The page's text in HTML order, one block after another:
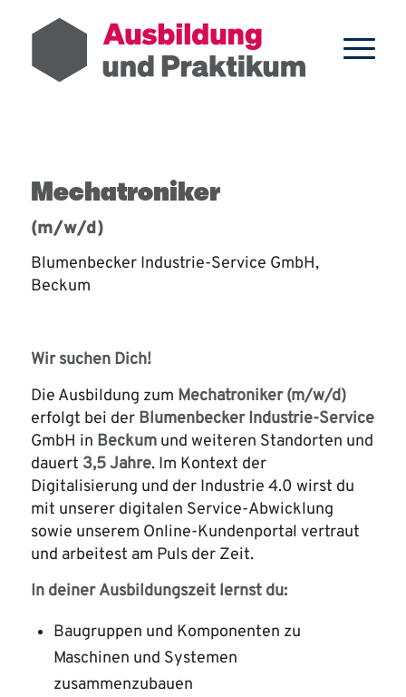
Mechatroniker
(m/w/d)
Blumenbecker Industrie-Service GmbH,
Beckum
Wir suchen Dich!
Die Ausbildung zum Mechatroniker (m/w/d)
erfolgt bei der Blumenbecker Industrie-Service
GmbH in Beckumund weiteren Standorten und
dauert 3,5Jahre. Im Kontext der
Digitalisierung und der Industrie 4.0 wirst du
mit unserer digitalen Service-Abwicklung
sowie unserem Online-Kundenportal vertraut
und arbeitest am Puls der Zeit.
In deiner Ausbildungszeit lernst du:
Baugruppen und Komponenten zu
Maschinen und Systemen
zusammenzubauen